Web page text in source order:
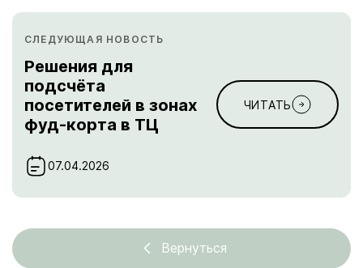
СЛЕДУЮЩАЯ НОВОСТЬ
Решения для
подсчёта
посетителей в зонах
фуд-корта в ТЦ
07.04.2026
ЧИТАТЬ
Вернуться